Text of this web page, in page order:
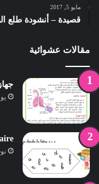
مايو 5, 2017
قصيدة – أنشودة طلع
مقالات عشوائية